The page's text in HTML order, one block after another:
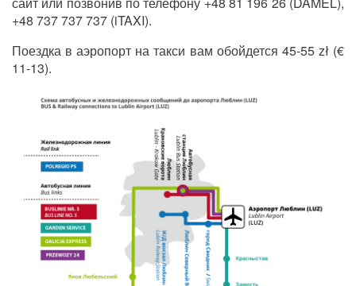
+48 737 737 737 (iTAXI).
Поездка в аэропорт на такси вам обойдется 45-55 zł (€
11-13).